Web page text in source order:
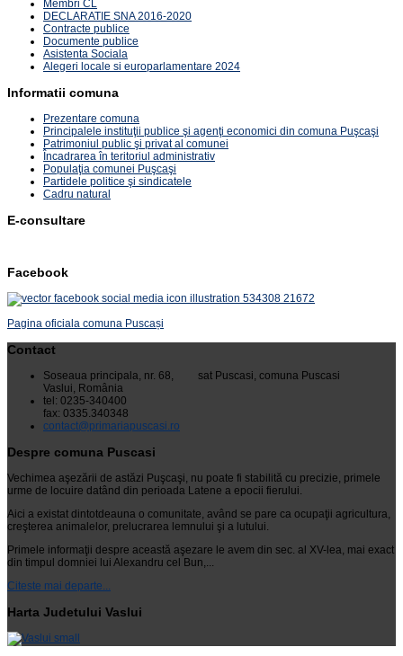
Membri CL
DECLARATIE SNA 2016-2020
Contracte publice
Documente publice
Asistenta Sociala
Alegeri locale si europarlamentare 2024
Informatii comuna
Prezentare comuna
Principalele instituţii publice şi agenţi economici din comuna Puşcaşi
Patrimoniul public şi privat al comunei
Încadrarea în teritoriul administrativ
Populaţia comunei Puşcaşi
Partidele politice şi sindicatele
Cadru natural
E-consultare
Facebook
Pagina oficiala comuna Puscași
Contact
Soseaua principala, nr. 68, sat Puscasi, comuna Puscasi
Vaslui, România
tel: 0235-340400
fax: 0335.340348
contact@primariapuscasi.ro
Despre comuna Puscasi
Vechimea aşezării de astăzi Puşcaşi, nu poate fi stabilită cu precizie, primele
urme de locuire datând din perioada Latene a epocii fierului.
Aici a existat dintotdeauna o comunitate, având se pare ca ocupaţii agricultura,
creşterea animalelor, prelucrarea lemnului şi a lutului.
Primele informaţii despre această aşezare le avem din sec. al XV-lea, mai exact
din timpul domniei lui Alexandru cel Bun,...
Citeste mai departe...
Harta Judetului Vaslui